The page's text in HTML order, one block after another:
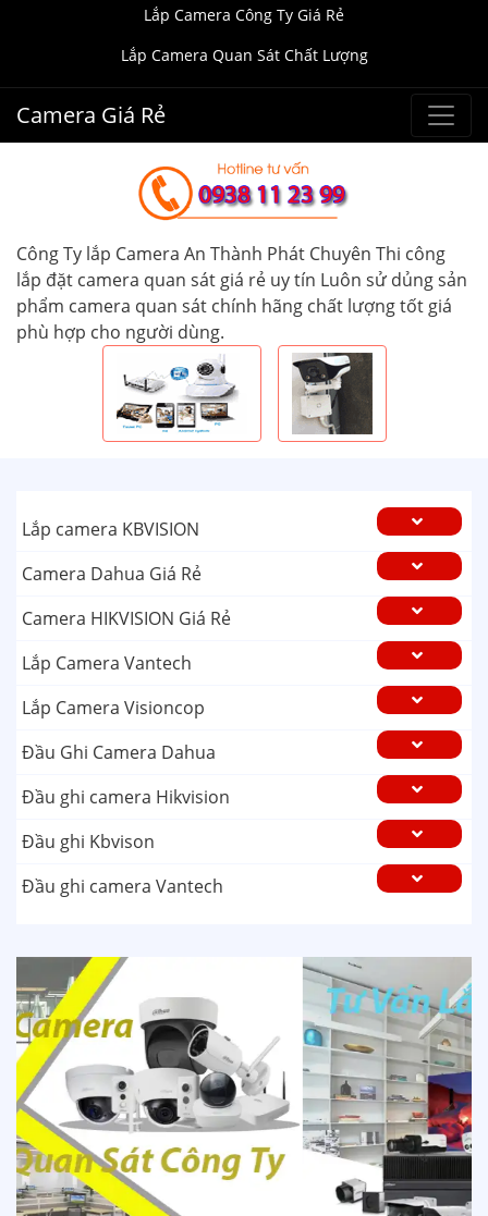
Lắp Camera Công Ty Giá Rẻ
Lắp Camera Quan Sát Chất Lượng
Camera Giá Rẻ
Công Ty lắp Camera An Thành Phát Chuyên Thi công
lắp đặt camera quan sát giá rẻ uy tín Luôn sử dủng sản
phẩm camera quan sát chính hãng chất lượng tốt giá
phù hợp cho người dùng.
Lắp camera KBVISION
Camera Dahua Giá Rẻ
Camera HIKVISION Giá Rẻ
Lắp Camera Vantech
Lắp Camera Visioncop
Đầu Ghi Camera Dahua
Đầu ghi camera Hikvision
Đầu ghi Kbvison
Đầu ghi camera Vantech